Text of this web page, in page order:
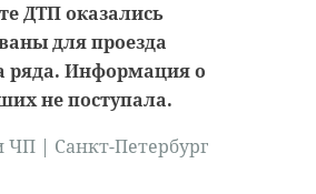
ДТП оказались
для проезда
ряда. Информация о
не поступала.
ЧП | Санкт-Петербург
и других бельгийцев